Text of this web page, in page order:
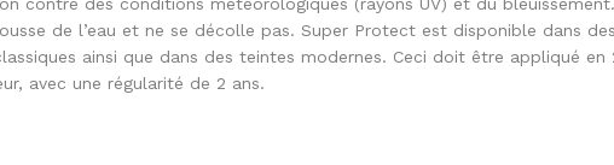
de l’eau et ne se décolle pas. Super Protect est disponible dans des
ainsi que dans des teintes modernes. Ceci doit être appliqué en
avec une régularité de 2 ans.